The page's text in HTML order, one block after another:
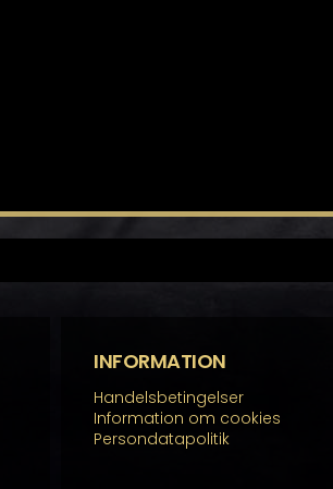
INFORMATION
Handelsbetingelser
Information om cookies
Persondatapolitik